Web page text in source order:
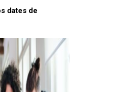
dates de